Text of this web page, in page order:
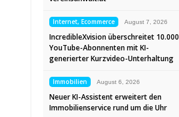
Internet, Ecommerce August 7, 2026
IncredibleXvision überschreitet 10.000
YouTube-Abonnenten mit KI-
generierter Kurzvideo-Unterhaltung
Immobilien August 6, 2026
Neuer KI-Assistent erweitert den
Immobilienservice rund um die Uhr